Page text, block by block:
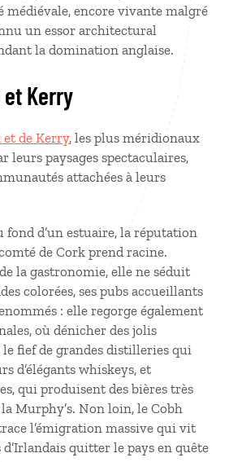
médiévale, encore vivante malgré
un essor architectural
la domination anglaise.
Kerry
et de Kerry, les plus méridionaux
leurs paysages spectaculaires,
attachées à leurs
fond d’un estuaire, la réputation
de Cork prend racine.
la gastronomie, elle ne séduit
colorées, ses pubs accueillants
: elle regorge également
où dénicher des jolis
fief de grandes distilleries qui
d’élégants whiskeys, et
qui produisent des bières très
Murphy’s. Non loin, le Cobh
l’émigration massive qui vit
quitter le pays en quête